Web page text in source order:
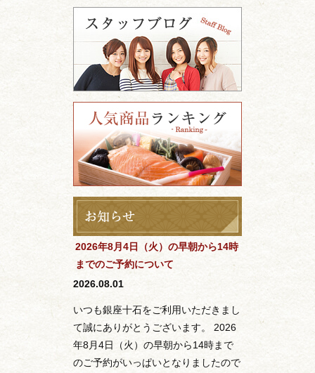
2026年8月4日（火）の早朝から14時
までのご予約について
2026.08.01
いつも銀座十石をご利用いただきまし
て誠にありがとうございます。 2026
年8月4日（火）の早朝から14時まで
のご予約がいっぱいとなりましたので